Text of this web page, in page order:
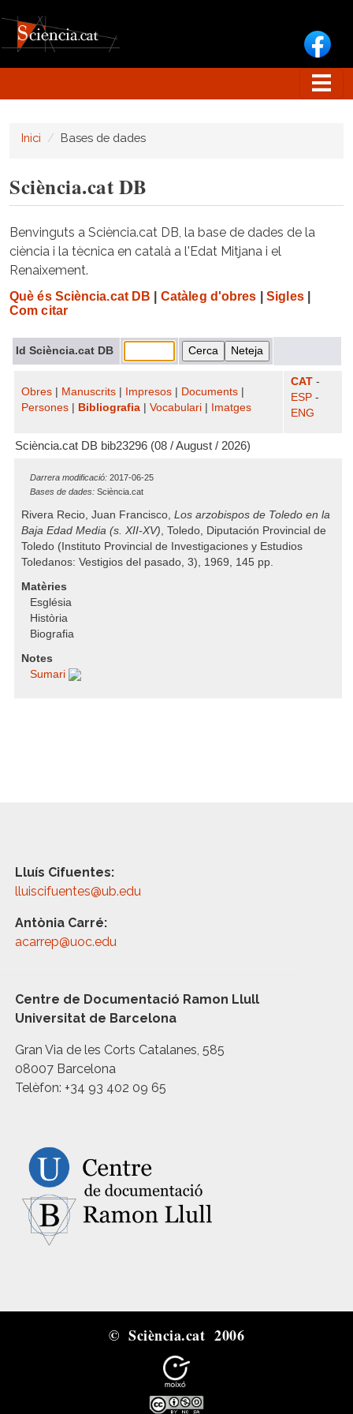
Inici Bases de dades
Sciència.cat DB
Benvinguts a Sciència.cat DB, la base de dades de la
ciència i la tècnica en català a l'Edat Mitjana i el
Renaixement.
Què és Sciència.cat DB Catàleg d'obres Sigles|
Com citar
Id Sciència.cat DB
Obres Manuscrits Impresos Documents
Persones
Bibliografia Vocabulari Imatges
CAT -
ESP -
ENG
Sciència.cat DB bib23296 (08 / August / 2026)
Darrera modificació: 2017-06-25
Bases de dades: Sciència.cat
Rivera Recio, Juan Francisco, Los arzobispos de Toledo en la
Baja Edad Media (s. XII-XV), Toledo, Diputación Provincial de
Toledo (Instituto Provincial de Investigaciones y Estudios
Toledanos: Vestigios del pasado, 3), 1969, 145 pp.
Matèries
Església
Història
Biografia
Notes
Sumari
Lluís Cifuentes:
lluiscifuentes@ub.edu
Antònia Carré:
acarrep@uoc.edu
Centre de Documentació Ramon Llull
Universitat de Barcelona
Gran Via de les Corts Catalanes, 585
08007 Barcelona
Telèfon: +34 93 402 09 65
© Sciència.cat 2006